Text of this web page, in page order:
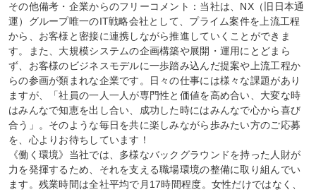
その他備考・企業からのフリーコメント：当社は、NX（旧日本通
運）グループ唯一のIT戦略会社として、プライム案件を上流工程
から、お客様と密接に連携しながら推進していくことができま
す。また、大規模システムの企画構築や展開・運用にとどまら
ず、お客様のビジネスモデルに一歩踏み込んだ提案や上流工程か
らの参画が類まれな企業です。日々の仕事には様々な課題があり
ますが、「社員の一人一人が専門性と価値を高め合い、大変な時
はみんなで知恵を出し合い、成功した時にはみんなで心から喜び
合う」。そのような毎日を共に楽しみながら歩みたい方のご応募
を、心よりお待ちしています！
《働く環境》当社では、多様なバックグラウンドを持った人財が
力を発揮するため、それを支える職場環境の整備に取り組んでい
ます。残業時間は全社平均で月17時間程度。女性だけではなく、